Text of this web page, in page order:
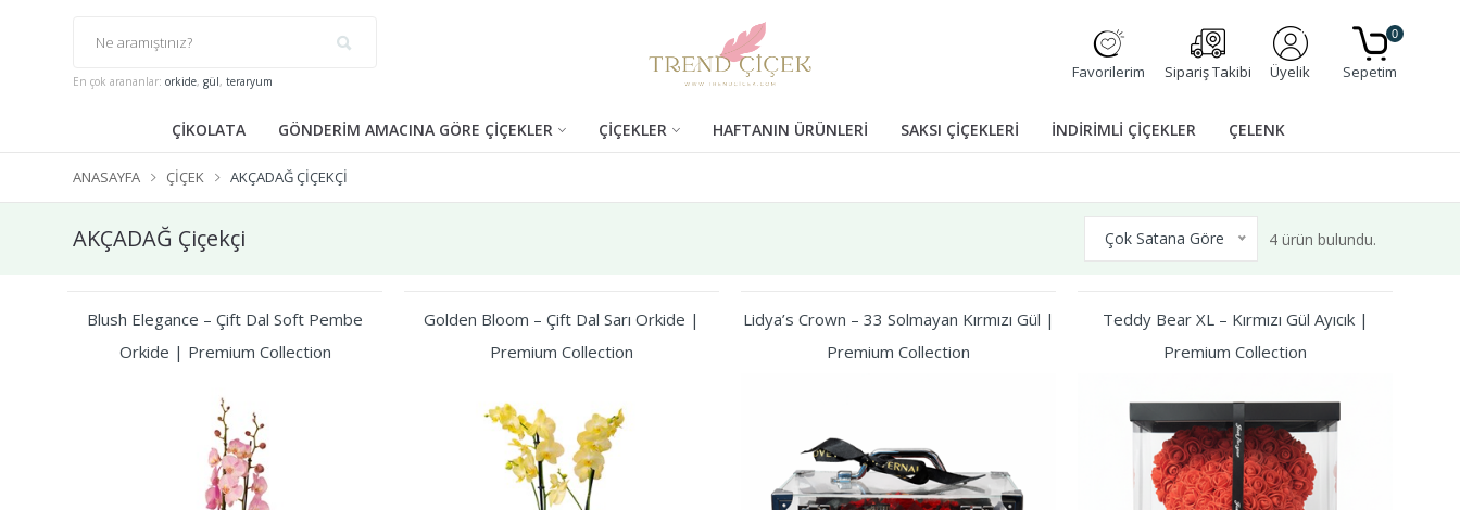
En çok arananlar: orkide, gül, teraryum Favorilerim Sipariş Takibi Üyelik Sepetim
0
ÇİKOLATA GÖNDERİM AMACINA GÖRE ÇİÇEKLER ÇİÇEKLER HAFTANIN ÜRÜNLERİ SAKSI ÇİÇEKLERİ İNDİRİMLİ ÇİÇEKLER ÇELENK
ANASAYFA ÇIÇEK AKÇADAĞ ÇIÇEKÇI
AKÇADAĞ Çiçekçi Çok Satana Göre 4 ürün bulundu.
Blush Elegance – Çift Dal Soft Pembe
Orkide | Premium Collection
Golden Bloom – Çift Dal Sarı Orkide |
Premium Collection
Lidya’s Crown – 33 Solmayan Kırmızı Gül |
Premium Collection
Teddy Bear XL – Kırmızı Gül Ayıcık |
Premium Collection